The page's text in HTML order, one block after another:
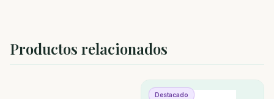
Productos relacionados
Destacado